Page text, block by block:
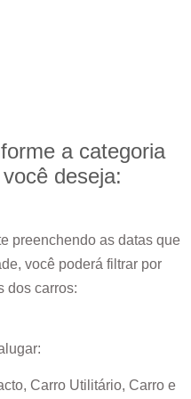
a categoria
deseja:
preenchendo as datas que
você poderá filtrar por
dos carros:
Carro Utilitário, Carro e